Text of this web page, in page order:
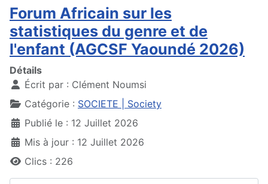
Forum Africain sur les
statistiques du genre et de
l'enfant (AGCSF Yaoundé 2026)
Détails
Écrit par : Clément Noumsi
Catégorie : SOCIETE | Society
Publié le : 12 Juillet 2026
Mis à jour : 12 Juillet 2026
Clics : 226